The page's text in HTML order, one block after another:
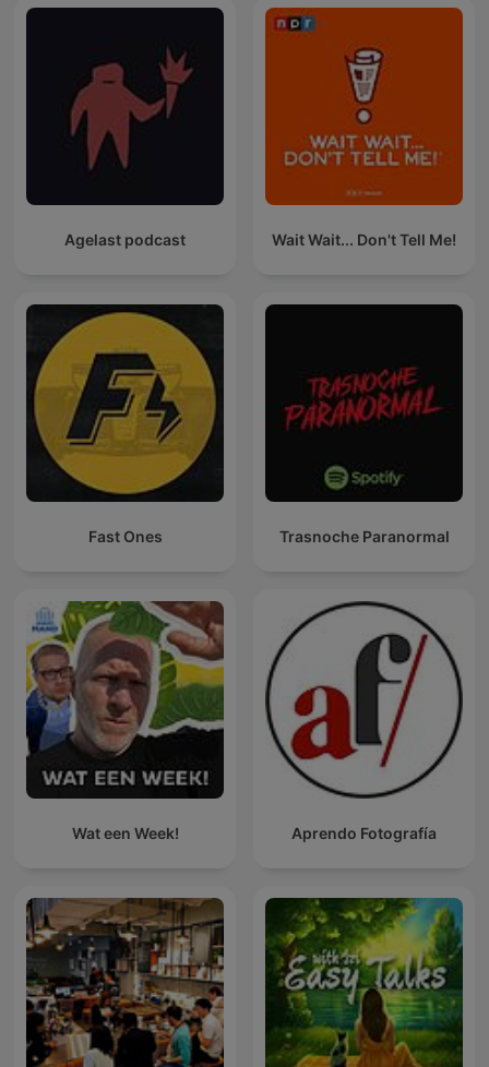
Agelast podcast Wait Wait... Don't Tell Me!
Fast Ones Trasnoche Paranormal
Wat een Week! Aprendo Fotografía